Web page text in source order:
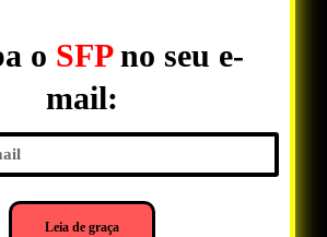
o SFPno seu e-
mail:
Leia de graça